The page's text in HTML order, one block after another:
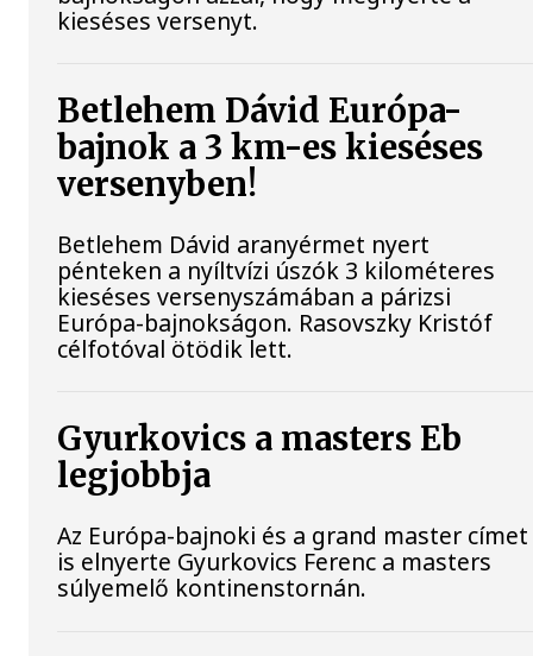
kieséses versenyt.
Betlehem Dávid Európa-
bajnok a 3 km-es kieséses
versenyben!
Betlehem Dávid aranyérmet nyert
pénteken a nyíltvízi úszók 3 kilométeres
kieséses versenyszámában a párizsi
Európa-bajnokságon. Rasovszky Kristóf
célfotóval ötödik lett.
Gyurkovics a masters Eb
legjobbja
Az Európa-bajnoki és a grand master címet
is elnyerte Gyurkovics Ferenc a masters
súlyemelő kontinenstornán.